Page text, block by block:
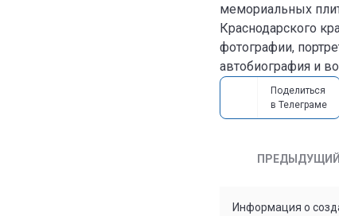
мемориальных
Краснодарского
фотографии,
автобиография и
Поделиться
в Телеграме
ПРЕДЫДУЩИЙ
Информация о